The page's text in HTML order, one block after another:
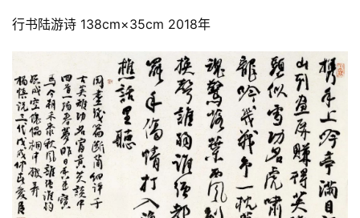
行书陆游诗 138cm×35cm 2018年